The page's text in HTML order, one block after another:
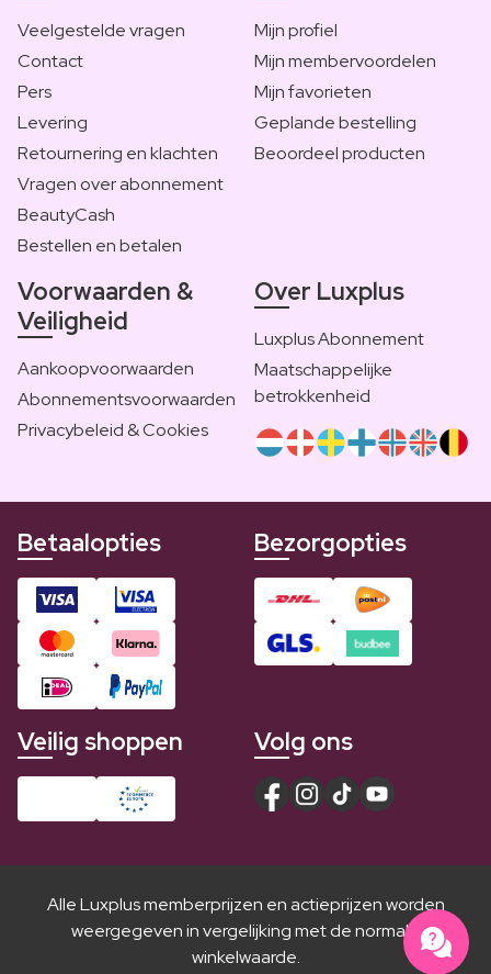
Veelgestelde vragen
Contact
Pers
Levering
Retournering en klachten
Vragen over abonnement
BeautyCash
Bestellen en betalen
Mijn profiel
Mijn membervoordelen
Mijn favorieten
Geplande bestelling
Beoordeel producten
Voorwaarden &
Veiligheid
Aankoopvoorwaarden
Abonnementsvoorwaarden
Privacybeleid & Cookies
Over Luxplus
Luxplus Abonnement
Maatschappelijke
betrokkenheid
Betaalopties Bezorgopties
Veilig shoppen Volg ons
Alle Luxplus memberprijzen en actieprijzen worden
weergegeven in vergelijking met de normale
winkelwaarde.